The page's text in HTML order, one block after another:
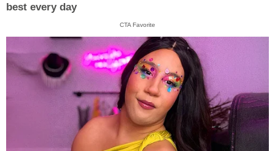
best every day
CTA Favorite